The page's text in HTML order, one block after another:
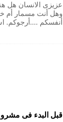
عزيزى الانسان هل
وهل أنت مسمار أم
أنفسكم ....أرجوكم.
قبل البدء فى